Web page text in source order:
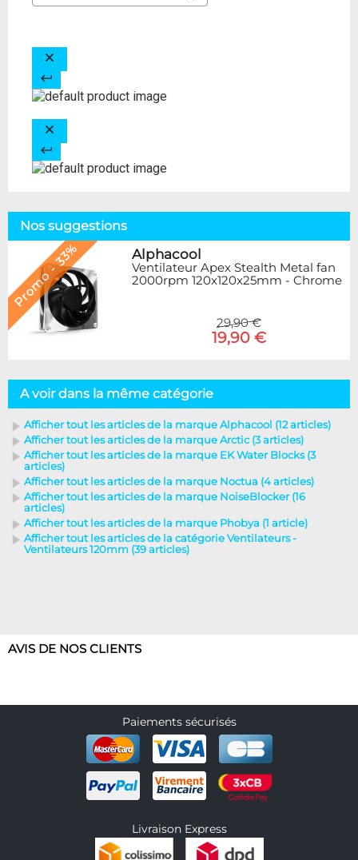
Nos suggestions
Promo - 33% Alphacool
Ventilateur Apex Stealth Metal fan
2000rpm 120x120x25mm - Chrome
29,90 €
19,90 €
A voir dans la même catégorie
Afficher tout les articles de la marque Alphacool (12 articles)
Afficher tout les articles de la marque Arctic (3 articles)
Afficher tout les articles de la marque EK Water Blocks (3
articles)
Afficher tout les articles de la marque Noctua (4 articles)
Afficher tout les articles de la marque NoiseBlocker (16
articles)
Afficher tout les articles de la marque Phobya (1 article)
Afficher tout les articles de la catégorie Ventilateurs -
Ventilateurs 120mm (39 articles)
AVIS DE NOS CLIENTS
Paiements sécurisés
Livraison Express